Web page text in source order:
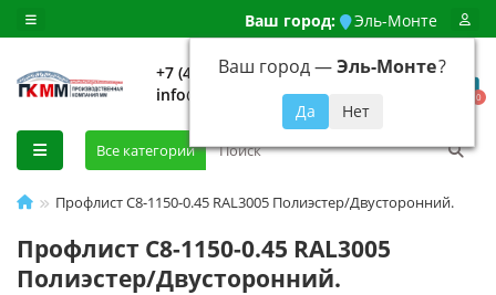
Ваш город: Эль-Монте
Ваш город —Эль-Монте?
+7 (499) 648-92-94
info@evroshtaketnikmoskva.ru
0
Все категории
Профлист С8-1150-0.45 RAL3005 Полиэстер/Двусторонний.
Профлист С8-1150-0.45 RAL3005
Полиэстер/Двусторонний.